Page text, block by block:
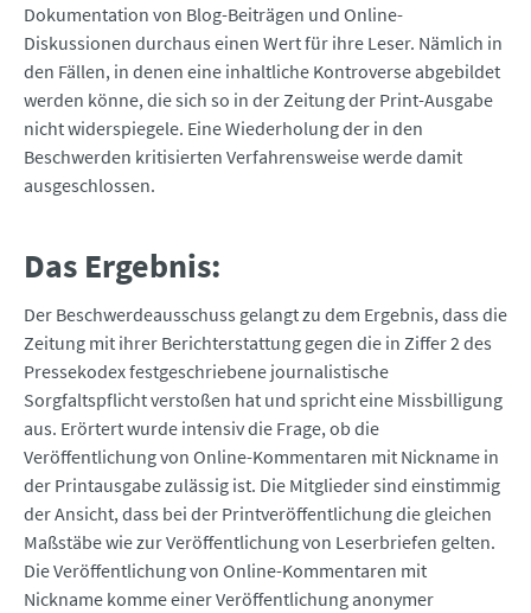
Dokumentation von Blog-Beiträgen und Online-
Diskussionen durchaus einen Wert für ihre Leser. Nämlich in
den Fällen, in denen eine inhaltliche Kontroverse abgebildet
werden könne, die sich so in der Zeitung der Print-Ausgabe
nicht widerspiegele. Eine Wiederholung der in den
Beschwerden kritisierten Verfahrensweise werde damit
ausgeschlossen.
Das Ergebnis:
Der Beschwerdeausschuss gelangt zu dem Ergebnis, dass die
Zeitung mit ihrer Berichterstattung gegen die in Ziffer 2 des
Pressekodex festgeschriebene journalistische
Sorgfaltspflicht verstoßen hat und spricht eine Missbilligung
aus. Erörtert wurde intensiv die Frage, ob die
Veröffentlichung von Online-Kommentaren mit Nickname in
der Printausgabe zulässig ist. Die Mitglieder sind einstimmig
der Ansicht, dass bei der Printveröffentlichung die gleichen
Maßstäbe wie zur Veröffentlichung von Leserbriefen gelten.
Die Veröffentlichung von Online-Kommentaren mit
Nickname komme einer Veröffentlichung anonymer